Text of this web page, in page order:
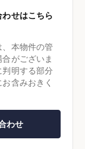
せはこちら
本物件の管
がございま
明する部分
含みおきく
わせ